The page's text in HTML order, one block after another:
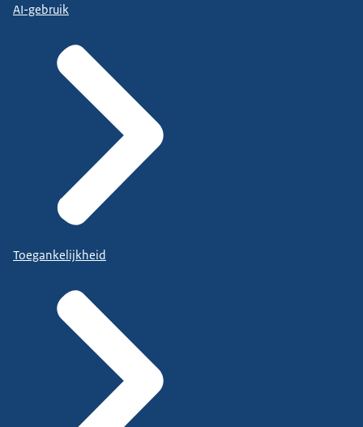
AI-gebruik
Toegankelijkheid